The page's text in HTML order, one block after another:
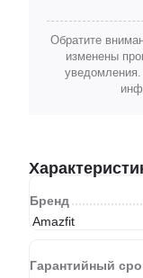
Обратите
изменены
Бренд
Amazfit
Гарантийный